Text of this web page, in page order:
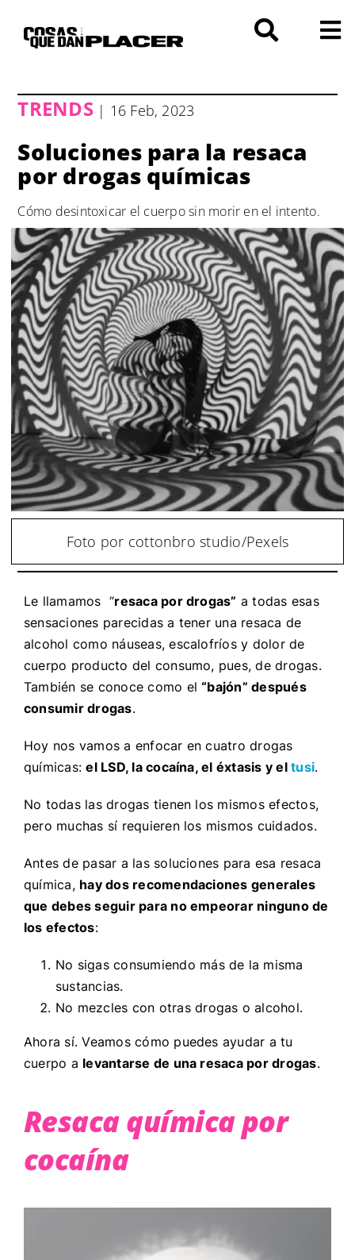
contenido
TRENDS| 16 Feb, 2023
Soluciones para la resaca
por drogas químicas
Cómo desintoxicar el cuerpo sin morir en el intento.
Foto por cottonbro studio/Pexels
Le llamamos “resaca por drogas” a todas esas
sensaciones parecidas a tener una resaca de
alcohol como náuseas, escalofríos y dolor de
cuerpo producto del consumo, pues, de drogas.
También se conoce como el“bajón” después
consumir drogas.
Hoy nos vamos a enfocar en cuatro drogas
químicas:el LSD, la cocaína, el éxtasis y eltusi.
No todas las drogas tienen los mismos efectos,
pero muchas sí requieren los mismos cuidados.
Antes de pasar a las soluciones para esa resaca
química, hay dos recomendaciones generales
que debes seguir para no empeorar ninguno de
los efectos:
No sigas consumiendo más de la misma
sustancias.
No mezcles con otras drogas o alcohol.
Ahora sí. Veamos cómo puedes ayudar a tu
cuerpo a levantarse de una resaca por drogas.
Resaca química por
cocaína